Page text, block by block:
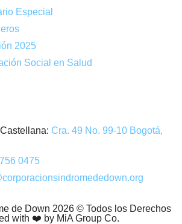
Especial
2025
Social en Salud
Cra. 49 No. 99-10 Bogotá,
0475
de Down 2026 © Todos los Derechos
with ❤️ by MiA Group Co.